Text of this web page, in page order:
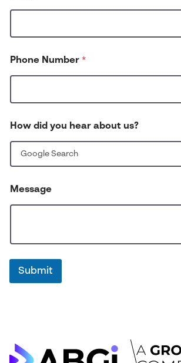
i
d
b
e
Phone Number *
How did you hear about us?
Message
Submit